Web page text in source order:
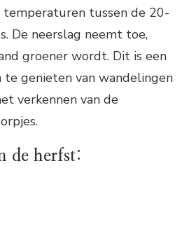
tussen de 20-
De neerslag neemt toe,
groener wordt. Dit is een
genieten van wandelingen
verkennen van de
de herfst: